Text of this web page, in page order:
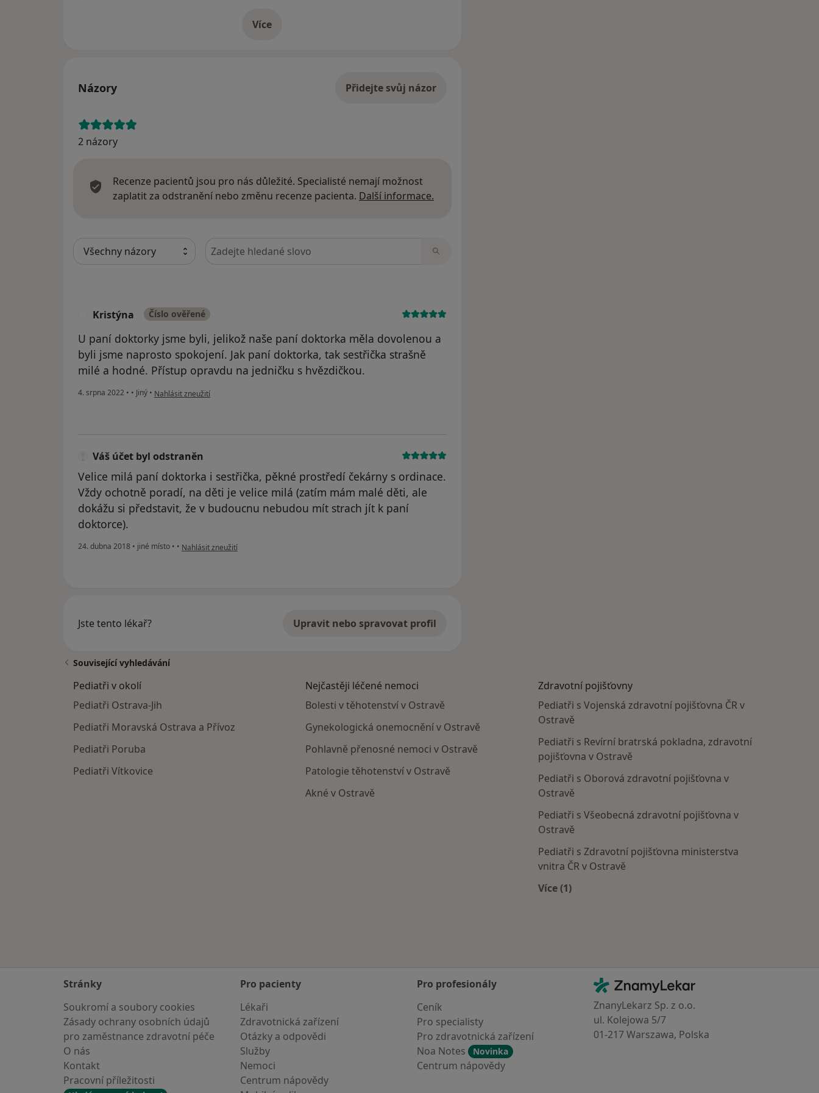
Víceo adrese
Názory Přidejte svůj názor
2 názory
Recenze pacientů jsou pro nás důležité. Specialisté nemají možnost
zaplatit za odstranění nebo změnu recenze pacienta. Další informace.
Hledejte v názorech
Kristýna Číslo ověřené
U paní doktorky jsme byli, jelikož naše paní doktorka měla dovolenou a
byli jsme naprosto spokojení. Jak paní doktorka, tak sestřička strašně
milé a hodné. Přístup opravdu na jedničku s hvězdičkou.
4. srpna 2022 • • Jiný • podle názoru uživatele Kristýna
Nahlásit zneužití
Váš účet byl odstraněn
Velice milá paní doktorka i sestřička, pěkné prostředí čekárny s ordinace.
Vždy ochotně poradí, na děti je velice milá (zatím mám malé děti, ale
dokážu si představit, že v budoucnu nebudou mít strach jít k paní
doktorce).
24. dubna 2018 • jiné místo • • podle názoru uživatele Váš účet byl odstraněn
Nahlásit zneužití
Jste tento lékař? Upravit nebo spravovat profil
Související vyhledávání
Pediatři v okolí
Pediatři Ostrava-Jih
Pediatři Moravská Ostrava a Přívoz
Pediatři Poruba
Pediatři Vítkovice
Nejčastěji léčené nemoci
Bolesti v těhotenství v Ostravě
Gynekologická onemocnění v Ostravě
Pohlavně přenosné nemoci v Ostravě
Patologie těhotenství v Ostravě
Akné v Ostravě
Zdravotní pojišťovny
Pediatři s Vojenská zdravotní pojišťovna ČR v
Ostravě
Pediatři s Revírní bratrská pokladna, zdravotní
pojišťovna v Ostravě
Pediatři s Oborová zdravotní pojišťovna v
Ostravě
Pediatři s Všeobecná zdravotní pojišťovna v
Ostravě
Pediatři s Zdravotní pojišťovna ministerstva
vnitra ČR v Ostravě
Více (1)
Stránky
Soukromí a soubory cookies
Zásady ochrany osobních údajů
pro zaměstnance zdravotní péče
O nás
Kontakt
Pracovní příležitosti
Pro pacienty
Lékaři
Zdravotnická zařízení
Otázky a odpovědi
Služby
Nemoci
Centrum nápovědy
Pro profesionály
Ceník
Pro specialisty
Pro zdravotnická zařízení
Noa Notes
Novinka
Centrum nápovědy
Kontakt
ZnamyLekar - Hlavní stránka
ZnanyLekarz Sp. z o.o.
ul. Kolejowa 5/7
01-217 Warszawa, Polska